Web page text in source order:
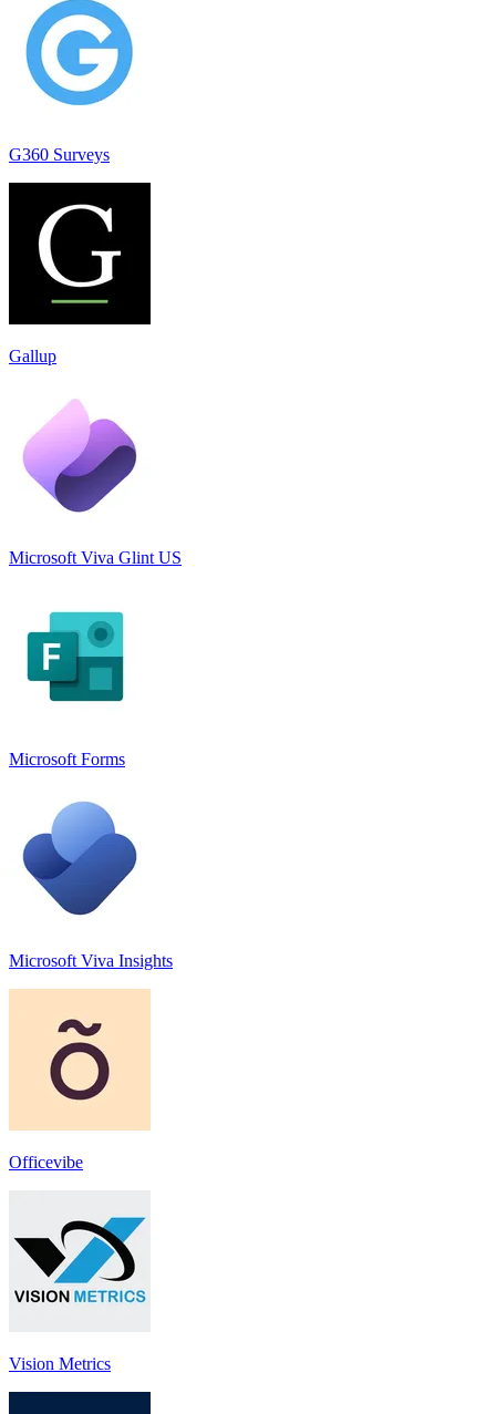
G360 Surveys
Gallup
Microsoft Viva Glint US
Microsoft Forms
Microsoft Viva Insights
Officevibe
Vision Metrics